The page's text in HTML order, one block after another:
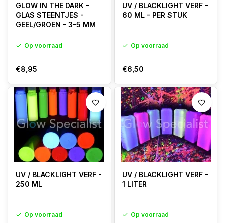
GLOW IN THE DARK -
GLAS STEENTJES -
GEEL/GROEN - 3-5 MM
Op voorraad
€8,95
UV / BLACKLIGHT VERF -
60 ML - PER STUK
Op voorraad
€6,50
UV / BLACKLIGHT VERF -
250 ML
Op voorraad
UV / BLACKLIGHT VERF -
1 LITER
Op voorraad